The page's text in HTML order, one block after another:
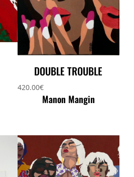
DOUBLE TROUBLE
420.00€
Manon Mangin